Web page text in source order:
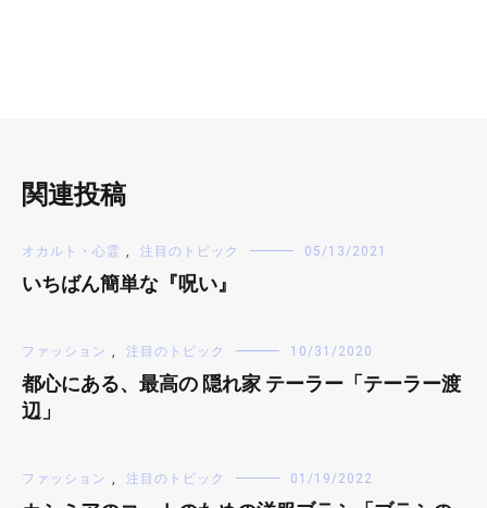
関連投稿
オカルト・心霊 , 注目のトピック 05/13/2021
いちばん簡単な『呪い』
ファッション , 注目のトピック 10/31/2020
都心にある、最高の 隠れ家 テーラー「テーラー渡
辺」
ファッション , 注目のトピック 01/19/2022